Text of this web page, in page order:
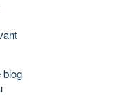
blog